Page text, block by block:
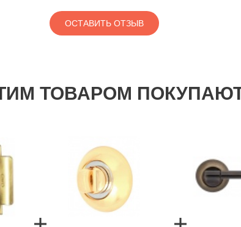
ОСТАВИТЬ ОТЗЫВ
ТОВАРОМ